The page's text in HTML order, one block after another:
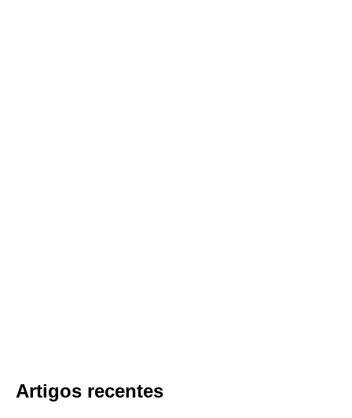
Artigos recentes